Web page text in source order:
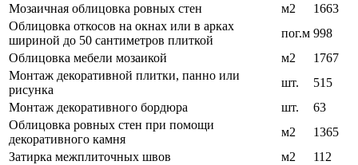
Мозаичная облицовка ровных стен
м2
1663
Облицовка откосов на окнах или в арках
шириной до 50 сантиметров плиткой
пог.м 998
Облицовка мебели мозаикой
м2
1767
Монтаж декоративной плитки, панно или
рисунка
шт.
515
Монтаж декоративного бордюра
шт.
63
Облицовка ровных стен при помощи
декоративного камня
м2
1365
Затирка межплиточных швов
м2
112